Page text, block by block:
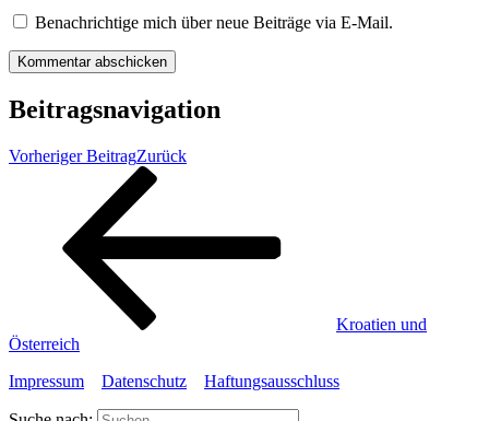
Benachrichtige mich über neue Beiträge via E-Mail.
Beitragsnavigation
Vorheriger BeitragZurück
Kroatien und
Österreich
Impressum
Datenschutz Haftungsausschluss